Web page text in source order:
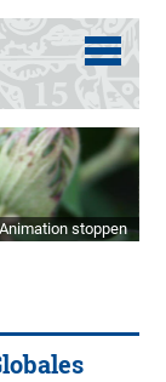
Animation stoppen